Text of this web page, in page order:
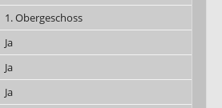
1. Obergeschoss
Ja
Ja
Ja